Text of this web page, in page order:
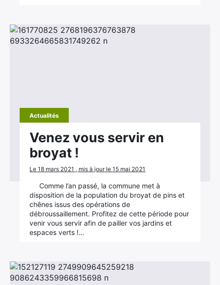
Actualités
Venez vous servir en
broyat !
Le 18 mars 2021 , mis à jour le 15 mai 2021
Comme l’an passé, la commune met à
disposition de la population du broyat de pins et
chênes issus des opérations de
débroussaillement. Profitez de cette période pour
venir vous servir afin de pailler vos jardins et
espaces verts !…